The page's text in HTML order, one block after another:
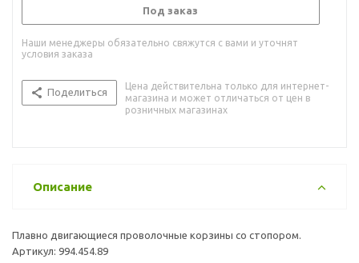
Под заказ
Наши менеджеры обязательно свяжутся с вами и уточнят
условия заказа
Поделиться
Цена действительна только для интернет-
магазина и может отличаться от цен в
розничных магазинах
Описание
Плавно двигающиеся проволочные корзины со стопором.
Артикул: 994.454.89